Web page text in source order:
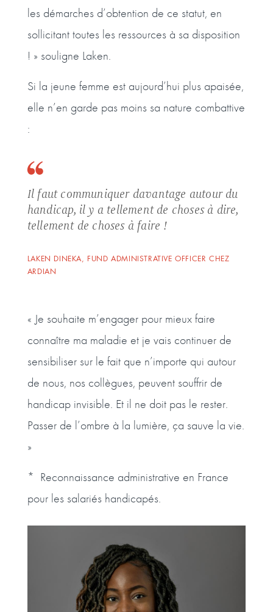
les démarches d’obtention de ce statut, en
sollicitant toutes les ressources à sa disposition
! » souligne Laken.
Si la jeune femme est aujourd’hui plus apaisée,
elle n’en garde pas moins sa nature combattive
:
Il faut communiquer davantage autour du
handicap, il y a tellement de choses à dire,
tellement de choses à faire !
LAKEN DINEKA, FUND ADMINISTRATIVE OFFICER CHEZ
ARDIAN
« Je souhaite m’engager pour mieux faire
connaître ma maladie et je vais continuer de
sensibiliser sur le fait que n’importe qui autour
de nous, nos collègues, peuvent souffrir de
handicap invisible. Et il ne doit pas le rester.
Passer de l’ombre à la lumière, ça sauve la vie.
»
* Reconnaissance administrative en France
pour les salariés handicapés.